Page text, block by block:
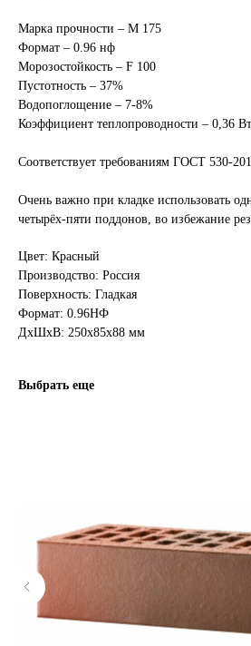
Марка прочности – М 175
Формат – 0.96 нф
Морозостойкость – F 100
Пустотность – 37%
Водопоглощение – 7-8%
Коэффициент теплопроводности – 0,36
Соответствует требованиям ГОСТ 530-
Очень важно при кладке использовать
четырёх-пяти поддонов, во избежание
Цвет: Красный
Производство: Россия
Поверхность: Гладкая
Формат: 0.96НФ
ДxШxВ: 250x85x88 мм
Выбрать еще